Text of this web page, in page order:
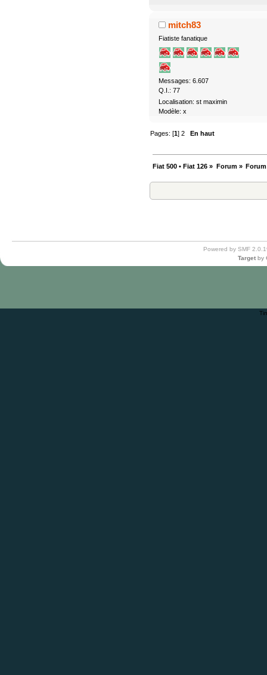
mitch83
Fiatiste fanatique
Messages: 6.607
Q.I.: 77
Localisation: st maximin
Modèle: x
Pages: [1]2 En haut
Fiat 500 • Fiat 126 » Forum»
Powered by SMF
Target by